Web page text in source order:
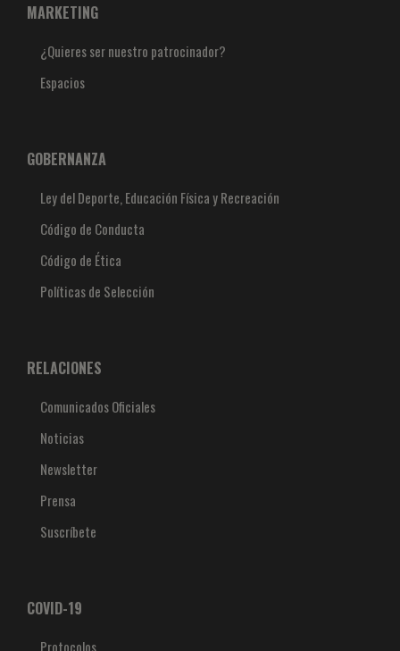
MARKETING
¿Quieres ser nuestro patrocinador?
Espacios
GOBERNANZA
Ley del Deporte, Educación Física y Recreación
Código de Conducta
Código de Ética
Políticas de Selección
RELACIONES
Comunicados Oficiales
Noticias
Newsletter
Prensa
Suscríbete
COVID-19
Protocolos